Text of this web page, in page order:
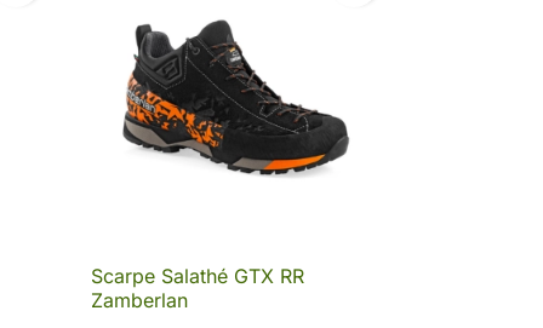
 Anteprima
Scarpe Salathé GTX RR
Zamberlan